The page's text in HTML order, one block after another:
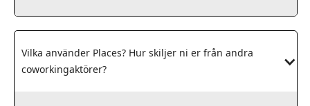
Vilka använder Places? Hur skiljer ni er från andra
coworkingaktörer?